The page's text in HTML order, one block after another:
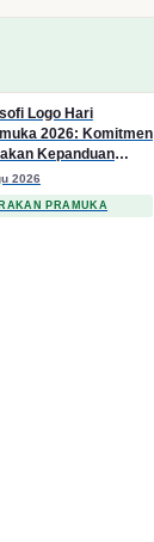
Logo Hari
2026: Komitmen
Kepanduan
Swasembada
Nasional
2026
PRAMUKA